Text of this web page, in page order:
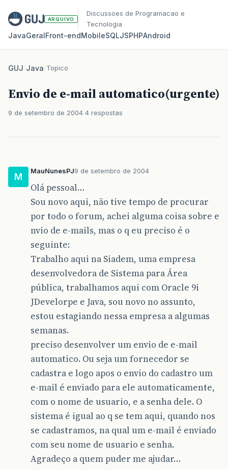
ARQUIVO
Discussoes de Programacao e
Tecnologia
JavaGeralFront‑endMobileSQLJSPHPAndroid
GUJ/Java/Topico
Envio de e-mail automatico(urgente)
9 de setembro de 2004 4 respostas
M
MauNunesPJ9 de setembro de 2004
Olá pessoal…
Sou novo aqui, não tive tempo de procurar
por todo o forum, achei alguma coisa sobre e
nvio de e-mails, mas o q eu preciso é o
seguinte:
Trabalho aqui na Siadem, uma empresa
desenvolvedora de Sistema para Área
pública, trabalhamos aqui com Oracle 9i
JDevelorpe e Java, sou novo no assunto,
estou estagiando nessa empresa a algumas
semanas.
preciso desenvolver um envio de e-mail
automatico. Ou seja um fornecedor se
cadastra e logo apos o envio do cadastro um
e-mail é enviado para ele automaticamente,
com o nome de usuario, e a senha dele. O
sistema é igual ao q se tem aqui, quando nos
se cadastramos, na qual um e-mail é enviado
com seu nome de usuario e senha.
Agradeço a quem puder me ajudar…